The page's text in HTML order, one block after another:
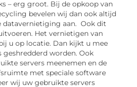
– erg groot. Bij de opkoop van
bevelen wij dan ook altijd
datavernietiging aan. Ook dit
Het vernietigen van
u op locatie. Dan kijkt u mee
geshredderd worden. Ook
servers meenemen en de
met speciale software
wij uw gebruikte servers